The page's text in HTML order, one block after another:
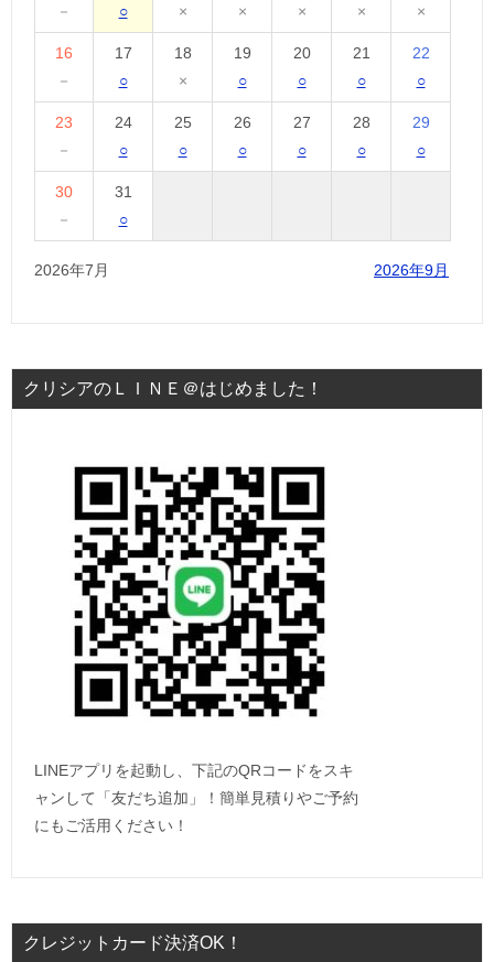
－
○
×
×
×
×
×
16
－
17
○
18
×
19
○
20
○
21
○
22
○
23
－
24
○
25
○
26
○
27
○
28
○
29
○
30
－
31
○
2026年7月 2026年9月
クリシアのＬＩＮＥ＠はじめました！
LINEアプリを起動し、下記のQRコードをスキ
ャンして「友だち追加」！簡単見積りやご予約
にもご活用ください！
クレジットカード決済OK！